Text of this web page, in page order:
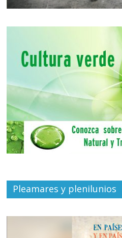
Pleamares y plenilunios